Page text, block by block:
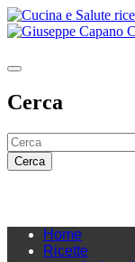
Cerca
Cerca
Home
Ricette